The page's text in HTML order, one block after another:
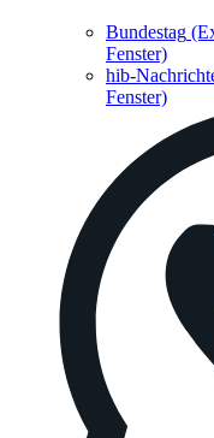
Bundestag
Fenster)
hib-
Fenster)